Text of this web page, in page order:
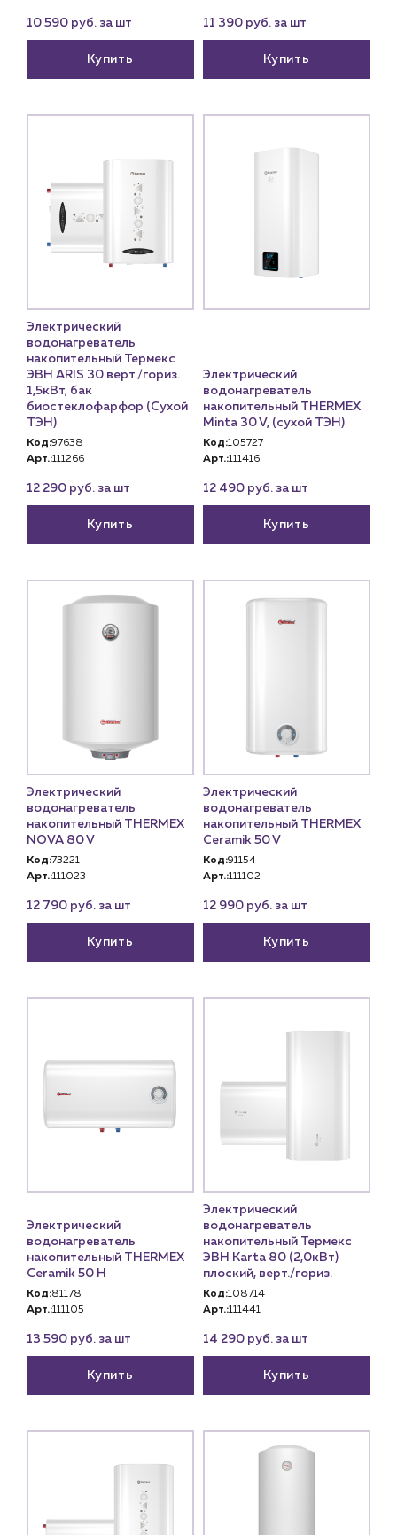
sales@profpotok.ru
10 590 руб. за шт
Купить
11 390 руб. за шт
Купить
Электрический
водонагреватель
накопительный Термекс
ЭВН ARIS 30 верт./гориз.
1,5кВт, бак
биостеклофарфор (Сухой
ТЭН)
Код:97638
Арт.:111266
12 290 руб. за шт
Купить
Электрический
водонагреватель
накопительный THERMEX
Minta 30 V, (сухой ТЭН)
Код:105727
Арт.:111416
12 490 руб. за шт
Купить
Электрический
водонагреватель
накопительный THERMEX
NOVA 80 V
Код:73221
Арт.:111023
12 790 руб. за шт
Купить
Электрический
водонагреватель
накопительный THERMEX
Ceramik 50 V
Код:91154
Арт.:111102
12 990 руб. за шт
Купить
Электрический
водонагреватель
накопительный THERMEX
Ceramik 50 H
Код:81178
Арт.:111105
13 590 руб. за шт
Купить
Электрический
водонагреватель
накопительный Термекс
ЭВН Karta 80 (2,0кВт)
плоский, верт./гориз.
Код:108714
Арт.:111441
14 290 руб. за шт
Купить